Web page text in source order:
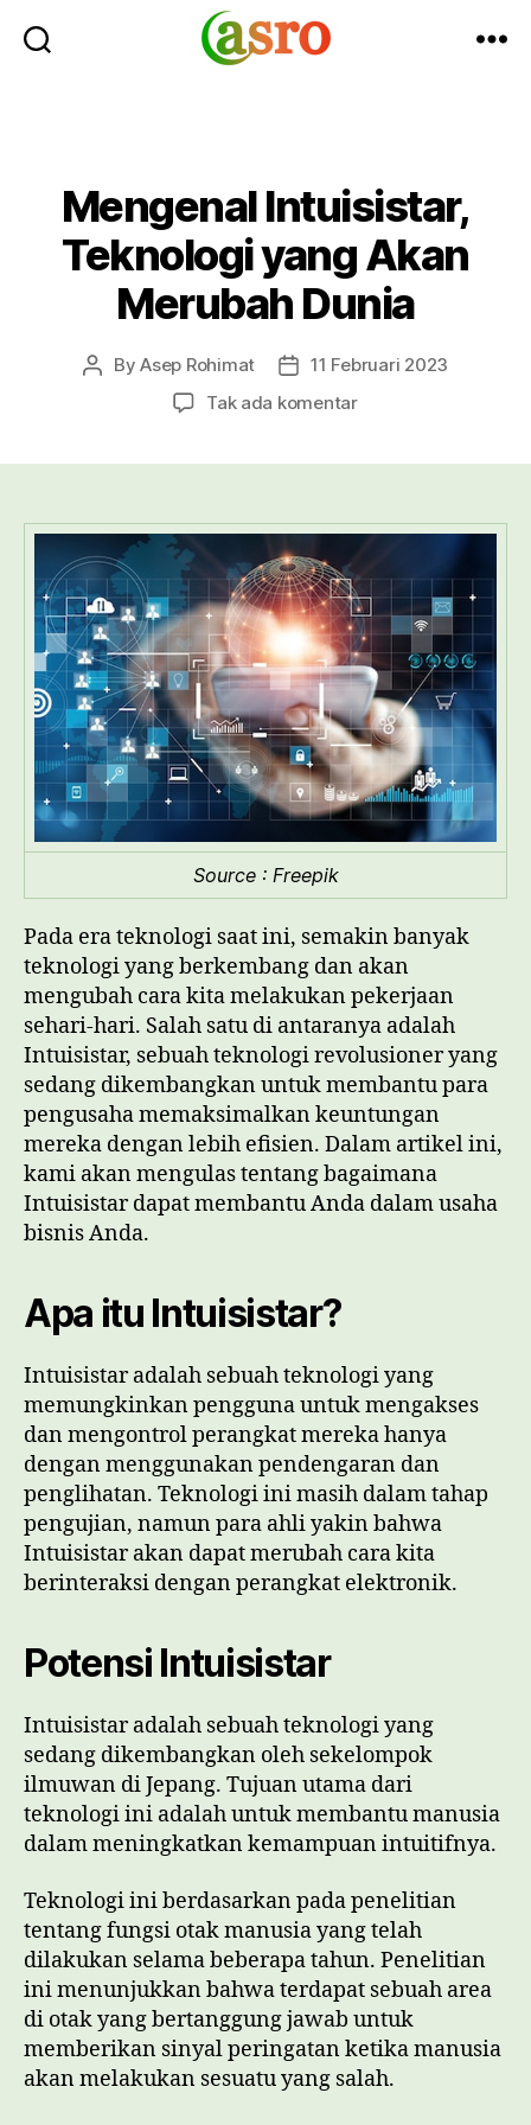
Mengenal Intuisistar,
Teknologi yang Akan
Merubah Dunia
PostByAsep Rohimat
Post11 Februari 2023
Tak ada komentarpada
Akan
Dunia
Source : Freepik
Pada era teknologi saat ini, semakin banyak
teknologi yang berkembang dan akan
mengubah cara kita melakukan pekerjaan
sehari-hari. Salah satu di antaranya adalah
Intuisistar, sebuah teknologi revolusioner yang
sedang dikembangkan untuk membantu para
pengusaha memaksimalkan keuntungan
mereka dengan lebih efisien. Dalam artikel ini,
kami akan mengulas tentang bagaimana
Intuisistar dapat membantu Anda dalam usaha
bisnis Anda.
Apa itu Intuisistar?
Intuisistar adalah sebuah teknologi yang
memungkinkan pengguna untuk mengakses
dan mengontrol perangkat mereka hanya
dengan menggunakan pendengaran dan
penglihatan. Teknologi ini masih dalam tahap
pengujian, namun para ahli yakin bahwa
Intuisistar akan dapat merubah cara kita
berinteraksi dengan perangkat elektronik.
Potensi Intuisistar
Intuisistar adalah sebuah teknologi yang
sedang dikembangkan oleh sekelompok
ilmuwan di Jepang. Tujuan utama dari
teknologi ini adalah untuk membantu manusia
dalam meningkatkan kemampuan intuitifnya.
Teknologi ini berdasarkan pada penelitian
tentang fungsi otak manusia yang telah
dilakukan selama beberapa tahun. Penelitian
ini menunjukkan bahwa terdapat sebuah area
di otak yang bertanggung jawab untuk
memberikan sinyal peringatan ketika manusia
akan melakukan sesuatu yang salah.